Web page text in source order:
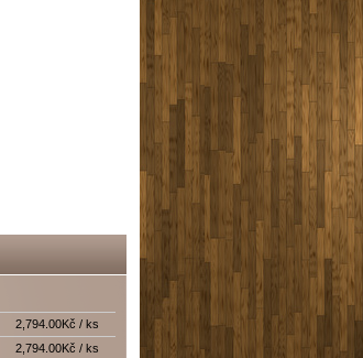
2,794.00Kč / ks
2,794.00Kč / ks